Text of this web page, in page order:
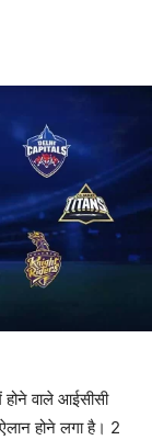
वाले आईसीसी
होने लगा है। 2